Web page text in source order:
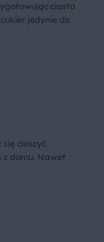
ciasto
jedynie do
się cieszyć
z domu. Nawet